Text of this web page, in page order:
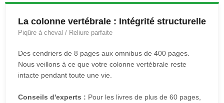
La colonne vertébrale : Intégrité structurelle
Piqûre à cheval / Reliure parfaite
Des cendriers de 8 pages aux omnibus de 400 pages.
Nous veillons à ce que votre colonne vertébrale reste
intacte pendant toute une vie.
Conseils d'experts : Pour les livres de plus de 60 pages,